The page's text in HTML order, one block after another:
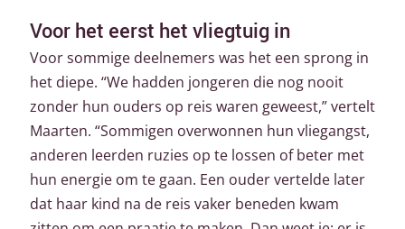
Voor het eerst het vliegtuig in
Voor sommige deelnemers was het een sprong in
het diepe. “We hadden jongeren die nog nooit
zonder hun ouders op reis waren geweest,” vertelt
Maarten. “Sommigen overwonnen hun vliegangst,
anderen leerden ruzies op te lossen of beter met
hun energie om te gaan. Een ouder vertelde later
dat haar kind na de reis vaker beneden kwam